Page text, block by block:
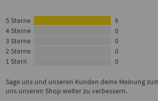
5 Sterne
6
4 Sterne
0
3 Sterne
0
2 Sterne
0
1 Stern
0
Sage uns und unseren Kunden deine Meinung
uns unseren Shop weiter zu verbessern.